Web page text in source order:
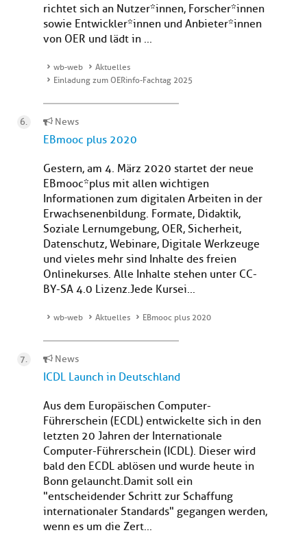
richtet sich an Nutzer*innen, Forscher*innen
sowie Entwickler*innen und Anbieter*innen
von OER und lädt in ...
wb-web
Aktuelles
Einladung zum OERinfo-Fachtag 2025
News
EBmooc plus 2020
Gestern, am 4. März 2020 startet der neue
EBmooc*plus mit allen wichtigen
Informationen zum digitalen Arbeiten in der
Erwachsenenbildung. Formate, Didaktik,
Soziale Lernumgebung, OER, Sicherheit,
Datenschutz, Webinare, Digitale Werkzeuge
und vieles mehr sind Inhalte des freien
Onlinekurses. Alle Inhalte stehen unter CC-
BY-SA 4.0 Lizenz.Jede Kursei...
wb-web Aktuelles EBmooc plus 2020
News
ICDL Launch in Deutschland
Aus dem Europäischen Computer-
Führerschein (ECDL) entwickelte sich in den
letzten 20 Jahren der Internationale
Computer-Führerschein (ICDL). Dieser wird
bald den ECDL ablösen und wurde heute in
Bonn gelauncht.Damit soll ein
"entscheidender Schritt zur Schaffung
internationaler Standards" gegangen werden,
wenn es um die Zert...